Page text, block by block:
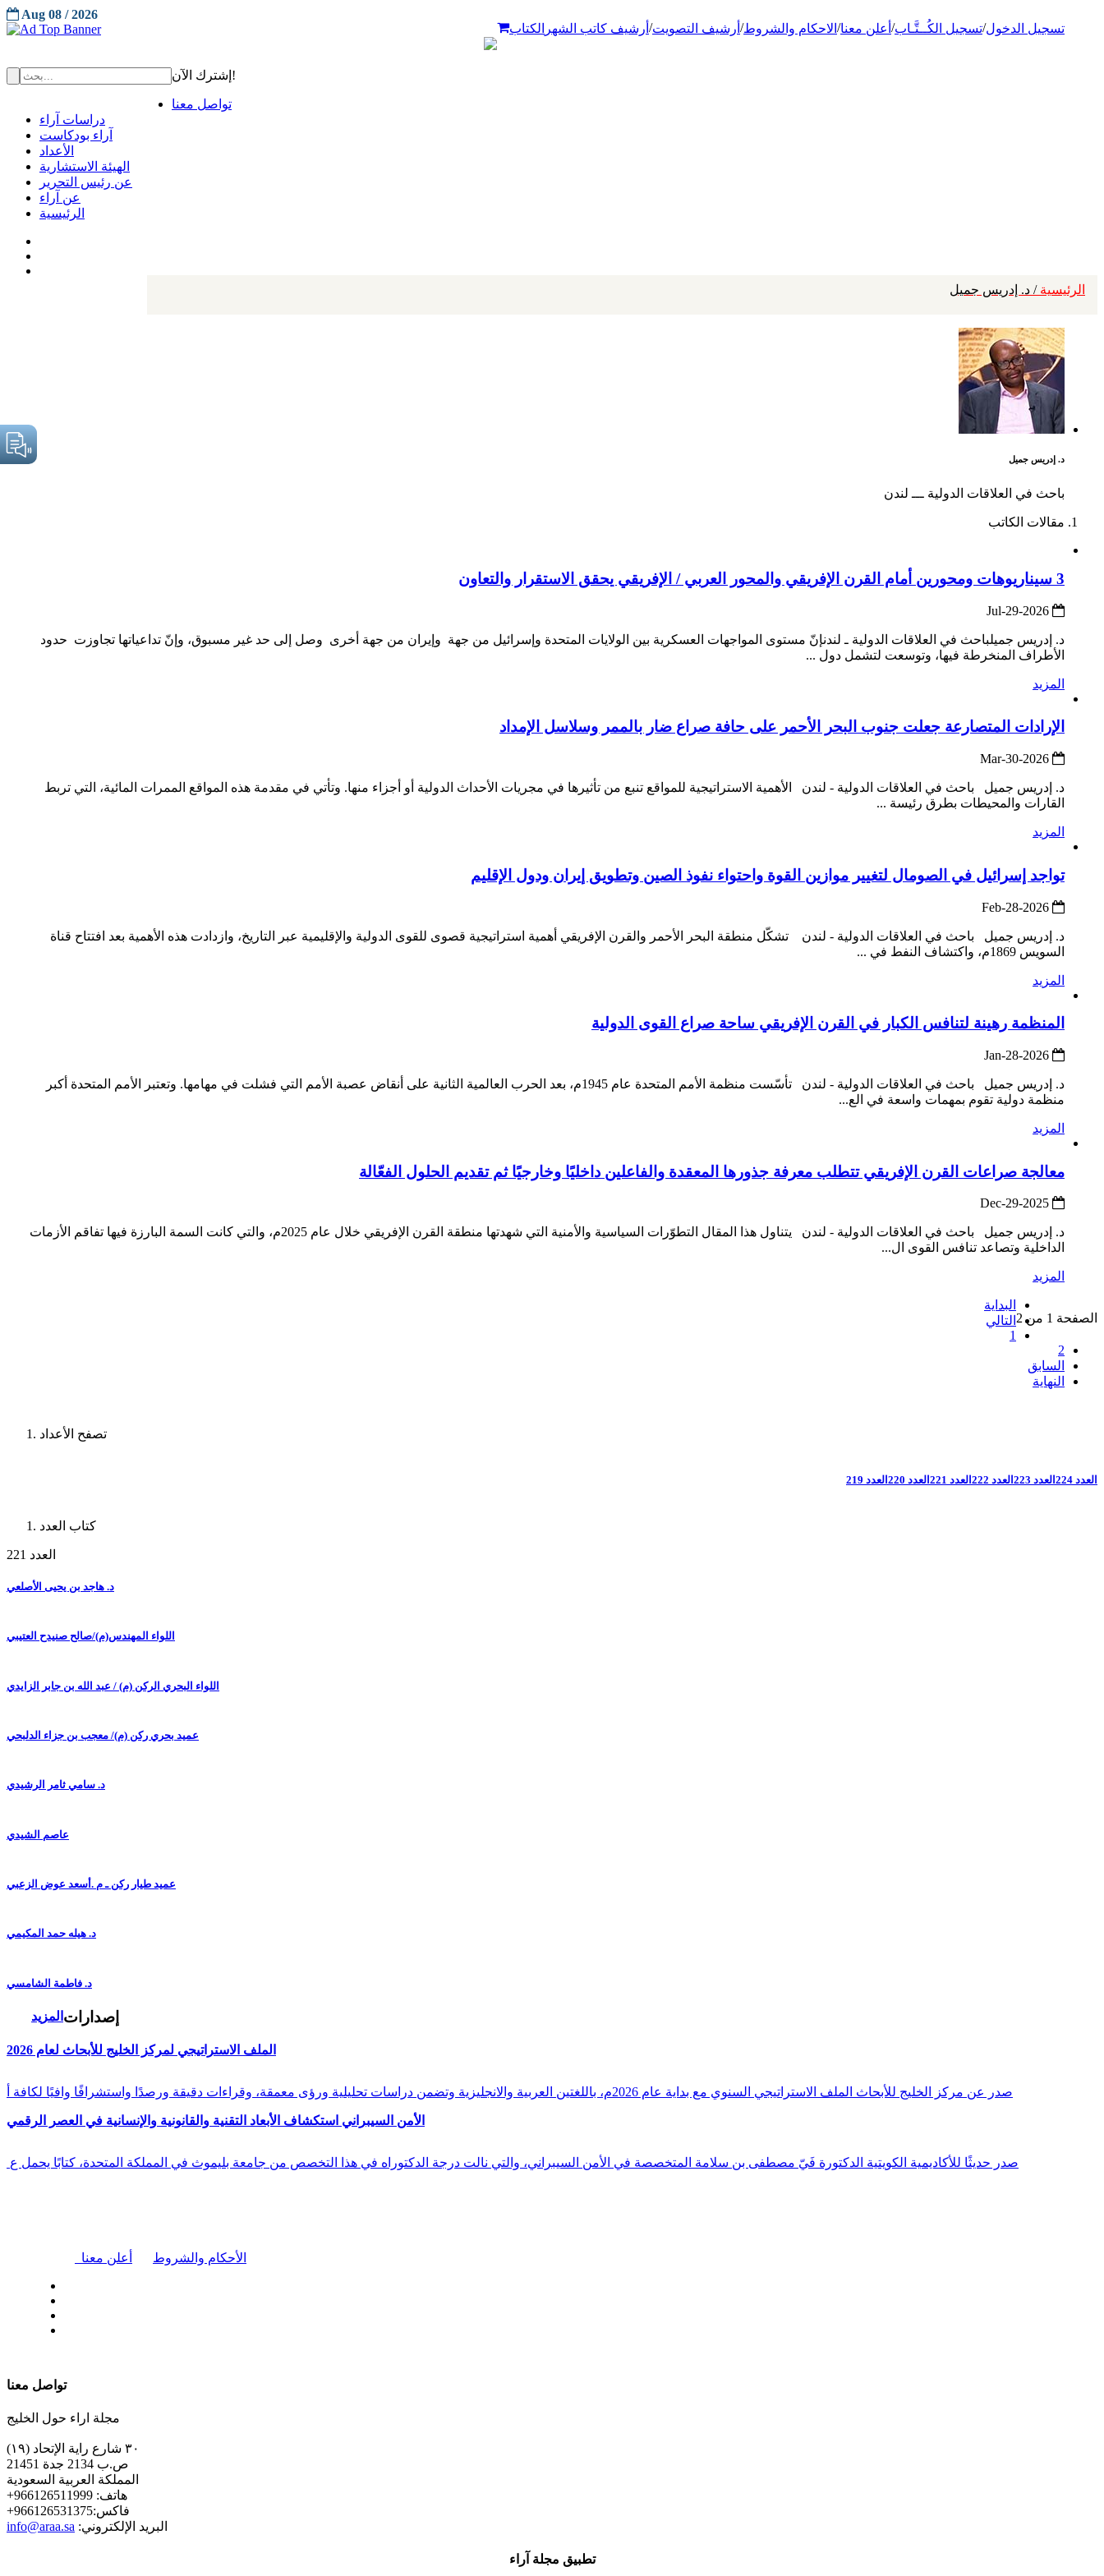
تسجيل الدخول/تسجيل الكُــتَّـاب/ أعلن معنا/ الاحكام والشروط/ أرشيف التصويت/ أرشيف كاتب الشهر الكتاب
Aug 08 / 2026
إشترك الآن!
تواصل معنا
دراسات آراء
آراء بودكاست
الأعداد
الهيئة الاستشارية
عن رئيس التحرير
عن آراء
الرئيسية
الرئيسية / د. إدريس جميل
د. إدريس جميل
باحث في العلاقات الدولية ـــ لندن
مقالات الكاتب
3 سيناريوهات ومحورين أمام القرن الإفريقي والمحور العربي / الإفريقي يحقق الاستقرار والتعاون
د. إدريس جميلباحث في العلاقات الدولية ـ لندنإنّ مستوى المواجهات العسكرية بين الولايات المتحدة وإسرائيل من جهة وإيران من جهة أخرى وصل إلى حد غير مسبوق، وإنّ تداعياتها تجاوزت حدود
الأطراف المنخرطة فيها، وتوسعت لتشمل دول ...
المزيد
الإرادات المتصارعة جعلت جنوب البحر الأحمر على حافة صراع ضار بالممر وسلاسل الإمداد
د. إدريس جميل باحث في العلاقات الدولية - لندن الأهمية الاستراتيجية للمواقع تنبع من تأثيرها في مجريات الأحداث الدولية أو أجزاء منها. وتأتي في مقدمة هذه المواقع الممرات المائية، التي تربط
القارات والمحيطات بطرق رئيسة ...
المزيد
تواجد إسرائيل في الصومال لتغيير موازين القوة واحتواء نفوذ الصين وتطويق إيران ودول الإقليم
د. إدريس جميل باحث في العلاقات الدولية - لندن تشكّل منطقة البحر الأحمر والقرن الإفريقي أهمية استراتيجية قصوى للقوى الدولية والإقليمية عبر التاريخ، وازدادت هذه الأهمية بعد افتتاح قناة
السويس 1869م، واكتشاف النفط في ...
المزيد
المنظمة رهينة لتنافس الكبار في القرن الإفريقي ساحة صراع القوى الدولية
د. إدريس جميل باحث في العلاقات الدولية - لندن تأسّست منظمة الأمم المتحدة عام 1945م، بعد الحرب العالمية الثانية على أنقاض عصبة الأمم التي فشلت في مهامها. وتعتبر الأمم المتحدة أكبر
منظمة دولية تقوم بمهمات واسعة في الع...
المزيد
معالجة صراعات القرن الإفريقي تتطلب معرفة جذورها المعقدة والفاعلين داخليًا وخارجيًا ثم تقديم الحلول الفعّالة
د. إدريس جميل باحث في العلاقات الدولية - لندن يتناول هذا المقال التطوّرات السياسية والأمنية التي شهدتها منطقة القرن الإفريقي خلال عام 2025م، والتي كانت السمة البارزة فيها تفاقم الأزمات
الداخلية وتصاعد تنافس القوى ال...
المزيد
الصفحة 1 من 2
البداية
التالي
1
2
السابق
النهاية
تصفح الأعداد
العدد 224 العدد 223 العدد 222 العدد 221 العدد 220 العدد 219
كتاب العدد
العدد 221
د. هاجد بن يحيى الأصلعي
اللواء المهندس(م)/صالح صنيدح العتيبي
اللواء البحري الركن (م) / عبد الله بن جابر الزايدي
عميد بحري ركن (م)/ معجب بن جزاء الدلبحي
د. سامي ثامر الرشيدي
عاصم الشيدي
عميد طيار ركن ـ م .أسعد عوض الزعبي
د. هيله حمد المكيمي
د. فاطمة الشامسي
المزيد إصدارات
الملف الاستراتيجي لمركز الخليج للأبحاث لعام 2026
صدر عن مركز الخليج للأبحاث الملف الاستراتيجي السنوي مع بداية عام 2026م، باللغتين العربية والانجليزية وتضمن دراسات تحليلية ورؤى معمقة، وقراءات دقيقة ورصدًا واستشرافًا وافيًا لكافة أ
الأمن السيبراني استكشاف الأبعاد التقنية والقانونية والإنسانية في العصر الرقمي
صدر حديثًا للأكاديمية الكويتية الدكتورة فَيّ مصطفى بن سلامة المتخصصة في الأمن السيبراني، والتي نالت درجة الدكتوراه في هذا التخصص من جامعة بليموث في المملكة المتحدة، كتابًا يحمل ع
أعلن معنا الأحكام والشروط
تواصل معنا
مجلة اراء حول الخليج
٣٠ شارع راية الإتحاد (١٩)
ص.ب 2134 جدة 21451
المملكة العربية السعودية
+هاتف: 966126511999
+فاكس:966126531375
info@araa.sa :البريد الإلكتروني
تطبيق مجلة آراء